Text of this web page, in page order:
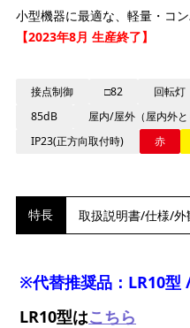
小型機器に最適な、軽量・コン
【2023年8月 生産終了】
接点制御 □82 回転灯
85dB
屋内/屋外（屋内外と
IP23(正方向取付時)
赤
特長 取扱説明書/仕様/外
※代替推奨品：LR10型
LR10型はこちら